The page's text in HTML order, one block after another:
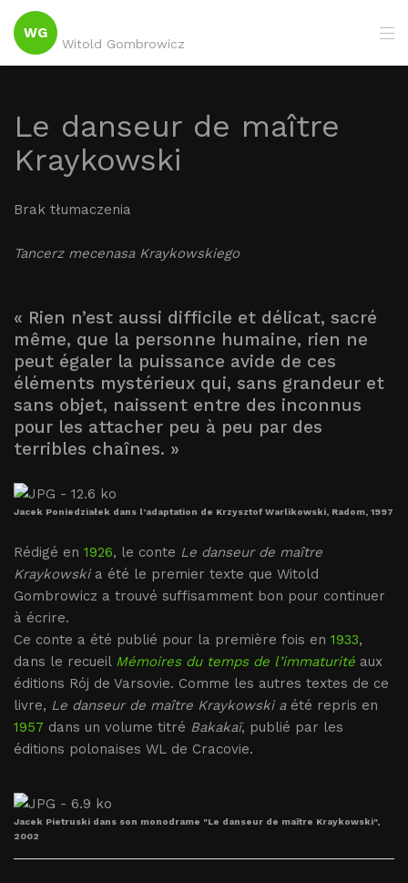
WG
Witold Gombrowicz
Le danseur de maître
Kraykowski
Brak tłumaczenia
Tancerz mecenasa Kraykowskiego
« Rien n’est aussi difficile et délicat, sacré
même, que la personne humaine, rien ne
peut égaler la puissance avide de ces
éléments mystérieux qui, sans grandeur et
sans objet, naissent entre des inconnus
pour les attacher peu à peu par des
terribles chaînes. »
Jacek Poniedziałek dans l’adaptation de Krzysztof Warlikowski, Radom, 1997
Rédigé en 1926, le conte Le danseur de maître
Kraykowskia été le premier texte que Witold
Gombrowicz a trouvé suffisamment bon pour continuer
à écrire.
Ce conte a été publié pour la première fois en 1933,
dans le recueil Mémoires du temps de l’immaturité aux
éditions Rój de Varsovie. Comme les autres textes de ce
livre, Le danseur de maître Kraykowski aété repris en
1957 dans un volume titré Bakakaï, publié par les
éditions polonaises WL de Cracovie.
Jacek Pietruski dans son monodrame "Le danseur de maître Kraykowski",
2002